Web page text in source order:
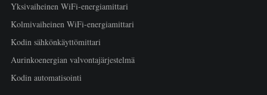
Yksivaiheinen WiFi-energiamittari
Kolmivaiheinen WiFi-energiamittari
Kodin sähkönkäyttömittari
Aurinkoenergian valvontajärjestelmä
Kodin automatisointi